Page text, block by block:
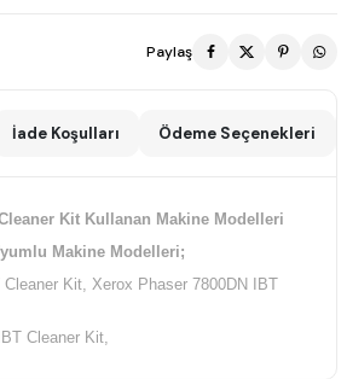
Paylaş
İade Koşulları Ödeme Seçenekleri
Kit Kullanan Makine Modelleri
Makine Modelleri;
Kit, Xerox Phaser 7800DN IBT
Cleaner Kit,